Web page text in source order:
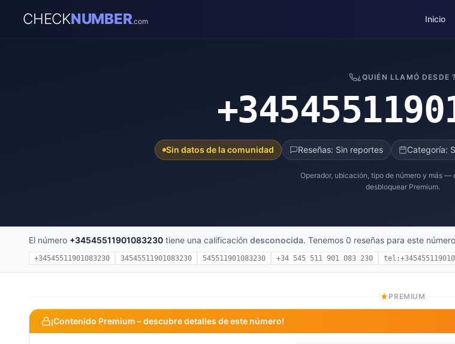
CHECKNUMBER.com Inicio
¿QUIÉN LLAMÓ DESDE ?
Sin datos de la comunidad Reseñas: Sin reportes Categoría:
Operador, ubicación, tipo de número y más —
desbloquear Premium.
El número +34545511901083230 tiene una calificación desconocida. Tenemos 0 reseñas para este
+34545511901083230 34545511901083230 545511901083230 +34 545 511 901 083 230
PREMIUM
¡Contenido Premium – descubre detalles de este número!